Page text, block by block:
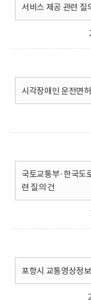
서비스 제공 관련 질
시각장애인 운전면
국토교통부·한국도
련 질의 건
포항시 교통영상정